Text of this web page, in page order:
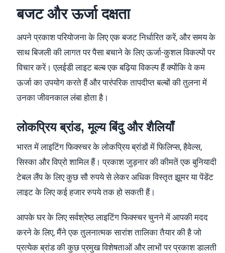
बजट और ऊर्जा दक्षता
अपने प्रकाश परियोजना के लिए एक बजट निर्धारित करें, और समय के
साथ बिजली की लागत पर पैसा बचाने के लिए ऊर्जा-कुशल विकल्पों पर
विचार करें। एलईडी लाइट बल्ब एक बढ़िया विकल्प हैं क्योंकि वे कम
ऊर्जा का उपयोग करते हैं और पारंपरिक तापदीप्त बल्बों की तुलना में
उनका जीवनकाल लंबा होता है।
लोकप्रिय ब्रांड, मूल्य बिंदु और शैलियाँ
भारत में लाइटिंग फिक्स्चर के लोकप्रिय ब्रांडों में फिलिप्स, हैवेल्स,
सिस्का और विप्रो शामिल हैं। प्रकाश जुड़नार की कीमतें एक बुनियादी
टेबल लैंप के लिए कुछ सौ रुपये से लेकर अधिक विस्तृत झूमर या पेंडेंट
लाइट के लिए कई हजार रुपये तक हो सकती हैं।
आपके घर के लिए सर्वश्रेष्ठ लाइटिंग फिक्स्चर चुनने में आपकी मदद
करने के लिए, मैंने एक तुलनात्मक सारांश तालिका तैयार की है जो
प्रत्येक ब्रांड की कुछ प्रमुख विशेषताओं और लाभों पर प्रकाश डालती